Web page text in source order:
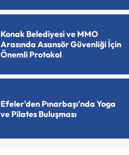
Konak Belediyesi ve MMO
Arasında Asansör Güvenliği İçin
Önemli Protokol
Efeler'den Pınarbaşı'nda Yoga
ve Pilates Buluşması